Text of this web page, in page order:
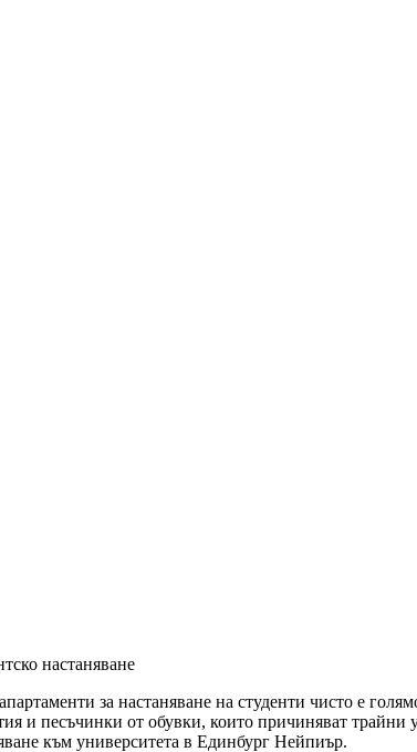
за настаняване на студенти чисто е
и песъчинки от обувки, които причиняват
към университета в Единбург Нейпиър.